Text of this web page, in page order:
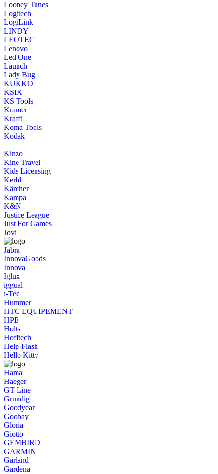
Looney Tunes
Logitech
LogiLink
LINDY
LEOTEC
Lenovo
Led One
Launch
Lady Bug
KUKKO
KSIX
KS Tools
Kramer
Krafft
Koma Tools
Kodak
Kinzo
Kine Travel
Kids Licensing
Kerbl
Kärcher
Kampa
K&N
Justice League
Just For Games
Jovi
Jabra
InnovaGoods
Innova
Iglux
iggual
i-Tec
Hummer
HTC EQUIPEMENT
HPE
Holts
Hofftech
Help-Flash
Hello Kitty
Hama
Haeger
GT Line
Grundig
Goodyear
Goobay
Gloria
Giotto
GEMBIRD
GARMIN
Garland
Gardena